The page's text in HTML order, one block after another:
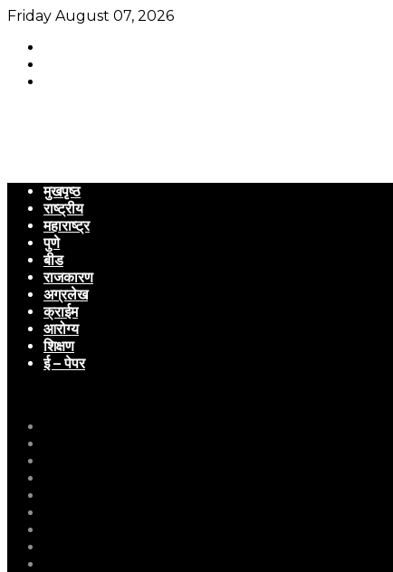
Friday August 07, 2026
मुखपृष्ठ
राष्ट्रीय
महाराष्ट्र
पुणे
बीड
राजकारण
अग्रलेख
क्राईम
आरोग्य
शिक्षण
ई – पेपर